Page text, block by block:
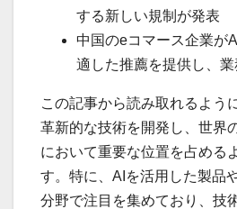
する新しい規制が発表
中国のeコマース企業が
適した推薦を提供し、
この記事から読み取れるよう
革新的な技術を開発し、世界
において重要な位置を占める
す。特に、AIを活用した製品
分野で注目を集めており、技